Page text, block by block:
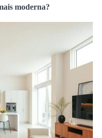
moderna?